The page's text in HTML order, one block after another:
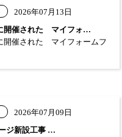
2026年07月13日
開催された マイフォ…
開催された マイフォームフ
2026年07月09日
新設工事 …